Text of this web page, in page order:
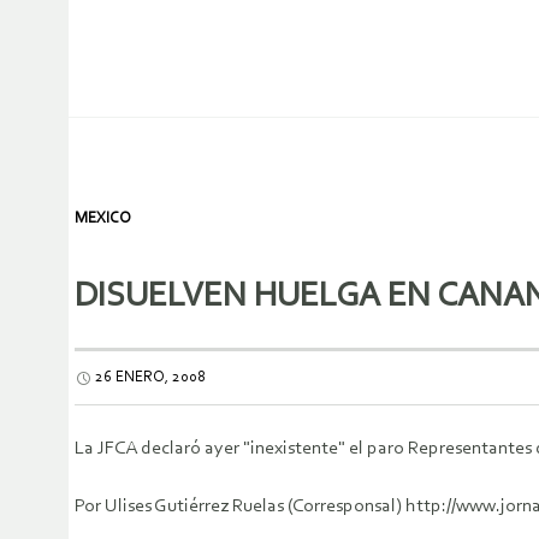
MEXICO
DISUELVEN HUELGA EN
26 ENERO, 2008
La JFCA declaró ayer "inexistente" el paro
Por Ulises Gutiérrez Ruelas (Corresponsal) http://